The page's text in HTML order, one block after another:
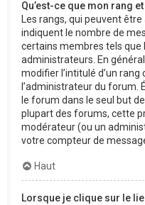
Qu’est-ce que mon rang
Les rangs, qui peuvent
indiquent le nombre de
certains membres tels
administrateurs. En
modifier l’intitulé d’un
l’administrateur du forum.
le forum dans le seul but
plupart des forums, cette
modérateur (ou un
votre compteur de
Haut
Lorsque je clique sur le